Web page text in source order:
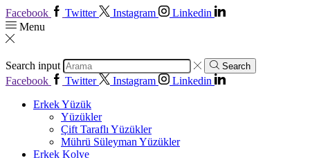
Facebook Twitter Instagram
Linkedin
Menu
Search input Search
Facebook Twitter Instagram
Linkedin
Erkek Yüzük
Yüzükler
Çift Taraflı Yüzükler
Mührü Süleyman Yüzükler
Erkek Kolye